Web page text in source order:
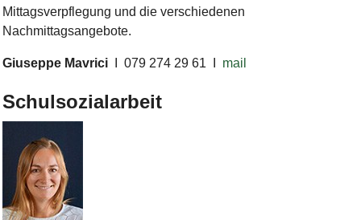
Mittagsverpflegung und die verschiedenen
Nachmittagsangebote.
Giuseppe MavriciI 079 274 29 61 I mail
Schulsozialarbeit